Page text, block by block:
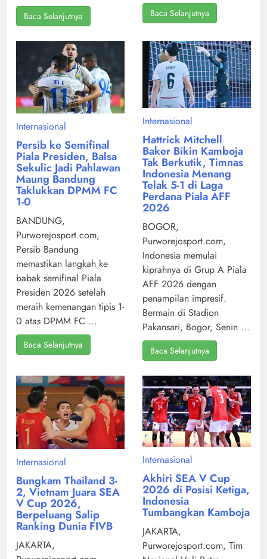
Baca Selanjutnya Baca Selanjutnya
Internasional
Persib ke Semifinal
Piala Presiden, Balsa
Sekulic Jadi Pahlawan
Maung Bandung
Taklukkan DPMM FC
1-0
BANDUNG,
Purworejosport.com,
Persib Bandung
memastikan langkah ke
babak semifinal Piala
Presiden 2026 setelah
meraih kemenangan tipis 1-
0 atas DPMM FC ...
Baca Selanjutnya
Internasional
Hattrick Mitchell
Baker Bikin Kamboja
Tak Berkutik, Timnas
Indonesia Menang
Telak 5-1 di Laga
Perdana Piala AFF
2026
BOGOR,
Purworejosport.com,
Indonesia memulai
kiprahnya di Grup A Piala
AFF 2026 dengan
penampilan impresif.
Bermain di Stadion
Pakansari, Bogor, Senin ...
Baca Selanjutnya
Internasional
Bungkam Thailand 3-
2, Vietnam Juara SEA
V Cup 2026,
Berpeluang Salip
Ranking Dunia FIVB
JAKARTA,
Internasional
Akhiri SEA V Cup
2026 di Posisi Ketiga,
Indonesia
Tumbangkan Kamboja
JAKARTA,
Purworejosport.com, Tim